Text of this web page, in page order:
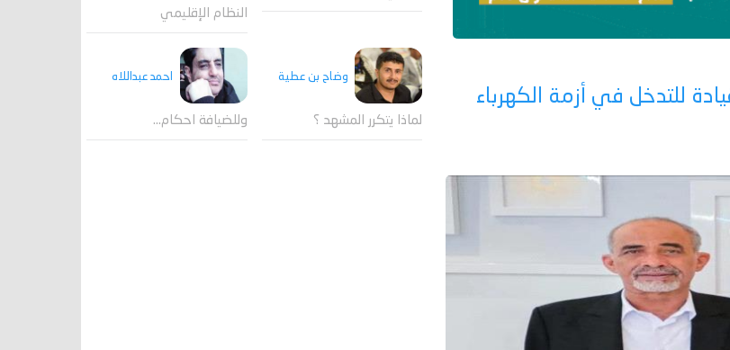
للتدخل في أزمة الكهرباء
النظام الإقليمي
وضاح بن عطية
لماذا يتكرر المشهد ؟
احمد عبداللاه
وللضيافة احكام…